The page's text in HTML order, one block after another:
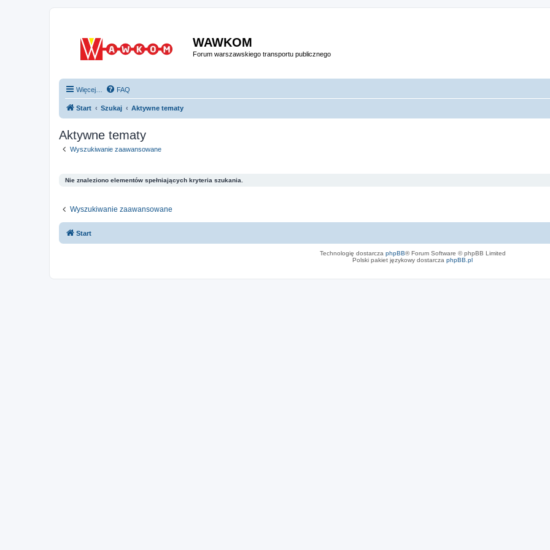
WAWKOM
Forum warszawskiego transportu publicznego
Więcej… FAQ
Start Szukaj Aktywne tematy
Aktywne tematy
Wyszukiwanie zaawansowane
Nie znaleziono elementów spełniających kryteria szukania.
Wyszukiwanie zaawansowane
Start
Technologię dostarcza phpBB® Forum Software © phpBB Limited
Polski pakiet językowy dostarcza phpBB.pl